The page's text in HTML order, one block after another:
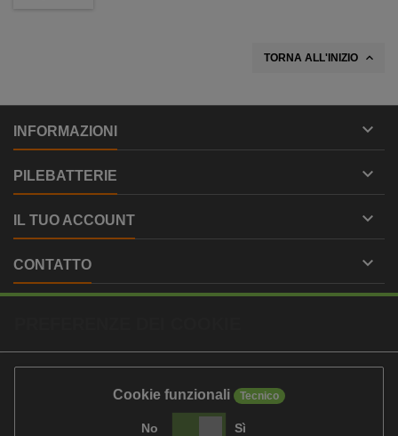
TORNA ALL'INIZIO 
INFORMAZIONI 
PILEBATTERIE 
IL TUO ACCOUNT 
CONTATTO 
Cookie funzionali Tecnico
No Sì